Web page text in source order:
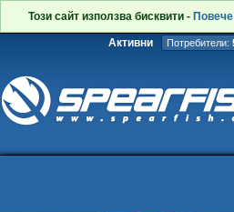
Този сайт използва бисквити -
Активни Потребители: